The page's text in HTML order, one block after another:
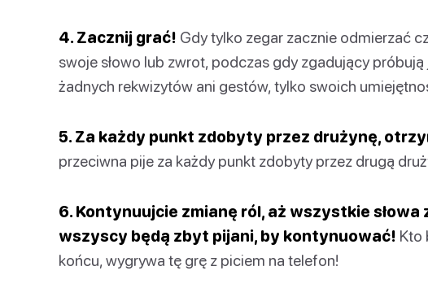
4. Zacznij grać! Gdy tylko zegar zacznie odmierzać
swoje słowo lub zwrot, podczas gdy zgadujący
żadnych rekwizytów ani gestów, tylko swoich
5. Za każdy punkt zdobyty przez drużynę,
przeciwna pije za każdy punkt zdobyty przez drugą
6. Kontynuujcie zmianę ról, aż wszystkie
wszyscy będą zbyt pijani, by kontynuować! Kto
końcu, wygrywa tę grę z piciem na telefon!